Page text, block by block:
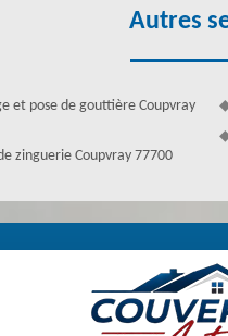
de couverture. Ces
De plus, en engageant
bien canaliser les méthodes à
ou de la réparation de toiture
Autres
et pose de gouttière Coupvray
zinguerie Coupvray 77700